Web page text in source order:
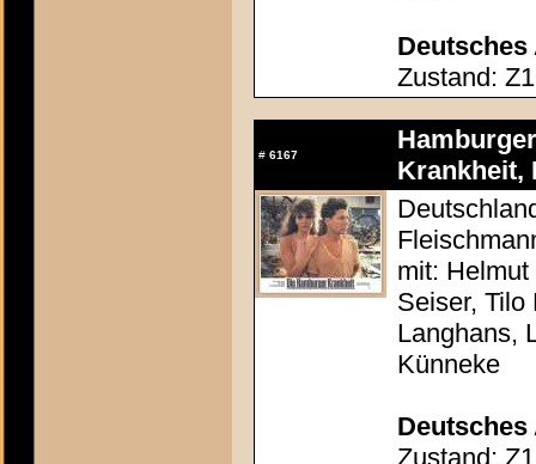
Deutsches
Zustand: Z1
# 6167
Krankheit,
mit:
Seiser, Tilo
Langhans,
Künneke
Deutsches
Zustand: Z1